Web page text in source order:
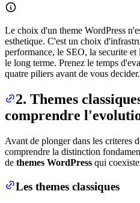
Le choix d'un theme WordPress
esthetique. C'est un choix
performance, le SEO, la securite
le long terme. Prenez le temps
quatre piliers avant de vous decider.
2. Themes
comprendre
Avant de plonger dans les criteres
comprendre la distinction
de themes WordPress qui
Les themes classiques